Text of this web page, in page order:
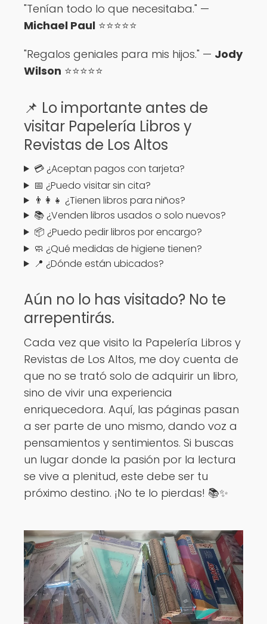
"Tenían todo lo que necesitaba." —
Michael Paul ⭐️⭐️⭐️⭐️⭐️
"Regalos geniales para mis hijos." — Jody
Wilson ⭐️⭐️⭐️⭐️⭐️
📌 Lo importante antes de
visitar Papelería Libros y
Revistas de Los Altos
💳 ¿Aceptan pagos con tarjeta?
📅 ¿Puedo visitar sin cita?
👨‍👩‍👧 ¿Tienen libros para niños?
📚 ¿Venden libros usados o solo nuevos?
📦 ¿Puedo pedir libros por encargo?
🧼 ¿Qué medidas de higiene tienen?
📍 ¿Dónde están ubicados?
Aún no lo has visitado? No te
arrepentirás.
Cada vez que visito la Papelería Libros y
Revistas de Los Altos, me doy cuenta de
que no se trató solo de adquirir un libro,
sino de vivir una experiencia
enriquecedora. Aquí, las páginas pasan
a ser parte de uno mismo, dando voz a
pensamientos y sentimientos. Si buscas
un lugar donde la pasión por la lectura
se vive a plenitud, este debe ser tu
próximo destino. ¡No te lo pierdas! 📚✨